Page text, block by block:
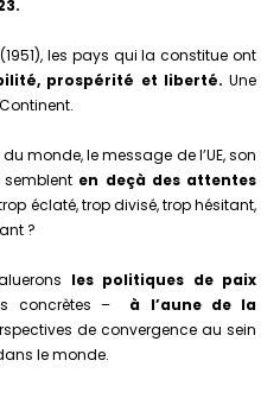
les pays qui la constitue ont
prospérité et liberté. Une
monde, le message de l’UE, son
en deçà des attentes
éclaté, trop divisé, trop hésitant,
?
les politiques de paix
concrètes – à l’aune de la
de convergence au sein
le monde.